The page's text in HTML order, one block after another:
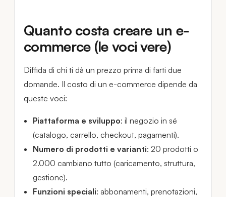
Quanto costa creare un e-
commerce (le voci vere)
Diffida di chi ti dà un prezzo prima di farti due
domande. Il costo di un e-commerce dipende da
queste voci:
Piattaforma e sviluppo: il negozio in sé
(catalogo, carrello, checkout, pagamenti).
Numero di prodotti e varianti: 20 prodotti o
2.000 cambiano tutto (caricamento, struttura,
gestione).
Funzioni speciali: abbonamenti, prenotazioni,